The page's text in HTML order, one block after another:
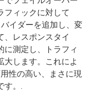
フィックに対して
イダーを追加し、変
、レスポンスタイ
に測定し、トラフィ
大します。これによ
性の高い、まさに現
す。.